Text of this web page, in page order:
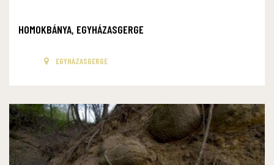
HOMOKBÁNYA, EGYHÁZASGERGE
EGYHÁZASGERGE